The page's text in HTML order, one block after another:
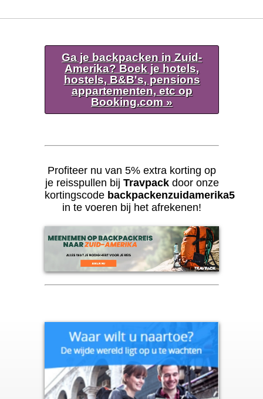
Ga je backpacken in Zuid-
Amerika? Boek je hotels,
hostels, B&B's, pensions
appartementen, etc op
Booking.com »
Profiteer nu van 5% extra korting op
je reisspullen bij Travpackdoor onze
kortingscode backpackenzuidamerika5
in te voeren bij het afrekenen!